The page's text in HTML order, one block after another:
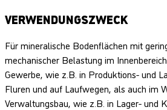
VERWENDUNGSZWECK
Für mineralische Bodenflächen mit
mechanischer Belastung im
Gewerbe, wie z.B. in Produktions- und
Fluren und auf Laufwegen, als auch im
Verwaltungsbau, wie z.B. in Lager- und